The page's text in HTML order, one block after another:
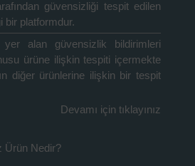
güvensizliği tespit edilen
bir platformdur.
yer alan güvensizlik bildirimleri
ürüne ilişkin tespiti içermekte
diğer ürünlerine ilişkin bir tespit
Devamı için tıklayınız
Ürün Nedir?